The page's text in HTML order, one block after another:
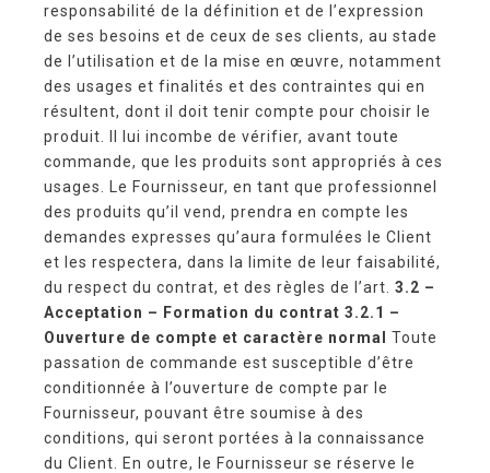
responsabilité de la définition et de l’expression
de ses besoins et de ceux de ses clients, au stade
de l’utilisation et de la mise en œuvre, notamment
des usages et finalités et des contraintes qui en
résultent, dont il doit tenir compte pour choisir le
produit. Il lui incombe de vérifier, avant toute
commande, que les produits sont appropriés à ces
usages. Le Fournisseur, en tant que professionnel
des produits qu’il vend, prendra en compte les
demandes expresses qu’aura formulées le Client
et les respectera, dans la limite de leur faisabilité,
du respect du contrat, et des règles de l’art. 3.2 –
Acceptation – Formation du contrat 3.2.1 –
Ouverture de compte et caractère normal
Toute
passation de commande est susceptible d’être
conditionnée à l’ouverture de compte par le
Fournisseur, pouvant être soumise à des
conditions, qui seront portées à la connaissance
du Client. En outre, le Fournisseur se réserve le